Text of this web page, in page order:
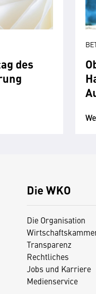
des
Die WKO
Die Organisation
Transparenz
Rechtliches
Jobs und Karriere
Medienservice